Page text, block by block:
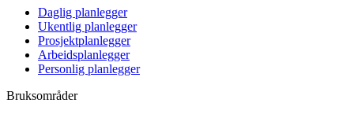
Daglig planlegger
Ukentlig planlegger
Prosjektplanlegger
Arbeidsplanlegger
Personlig planlegger
Bruksområder